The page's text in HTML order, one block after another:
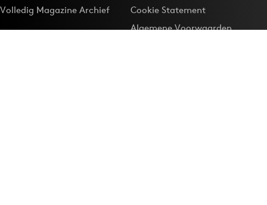
Volledig Magazine Archief
Cookie Statement
Algemene Voorwaarden